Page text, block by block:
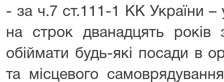
- за ч.7 ст.111-1 КК України –
на строк дванадцять років
обіймати будь-які посади в
та місцевого